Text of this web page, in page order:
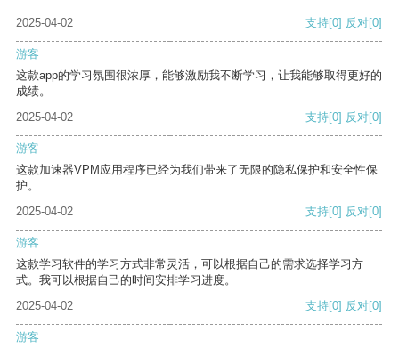
2025-04-02 支持[0] 反对[0]
游客
这款app的学习氛围很浓厚，能够激励我不断学习，让我能够取得更好的
成绩。
2025-04-02
支持[0] 反对[0]
游客
这款加速器VPM应用程序已经为我们带来了无限的隐私保护和安全性保
护。
2025-04-02
支持[0] 反对[0]
游客
这款学习软件的学习方式非常灵活，可以根据自己的需求选择学习方
式。我可以根据自己的时间安排学习进度。
2025-04-02
支持[0] 反对[0]
游客